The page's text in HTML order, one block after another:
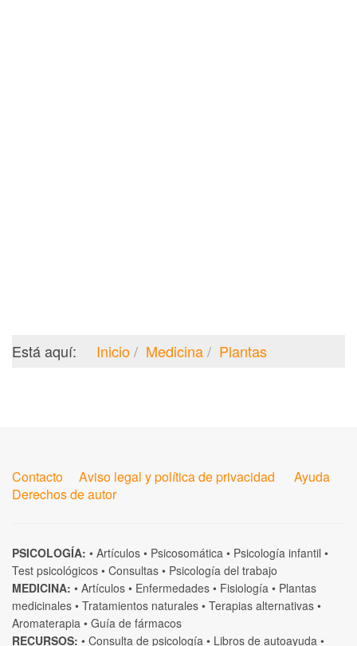
Está aquí: Inicio Medicina Plantas
Contacto Aviso legal y política de privacidad
Ayuda
Derechos de autor
PSICOLOGÍA: • Artículos • Psicosomática • Psicología infantil •
Test psicológicos • Consultas • Psicología del trabajo
MEDICINA: • Artículos • Enfermedades • Fisiología • Plantas
medicinales • Tratamientos naturales • Terapias alternativas •
Aromaterapia • Guía de fármacos
RECURSOS: • Consulta de psicología • Libros de autoayuda •